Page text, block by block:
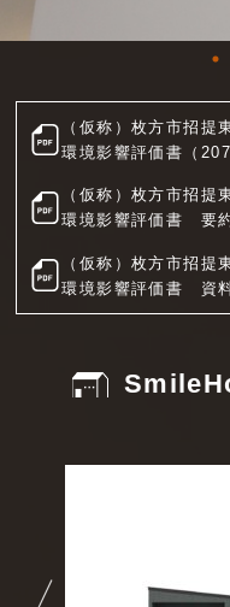
（仮称）枚方市招
環境影響評価書（
（仮称）枚方市招
環境影響評価書 要
（仮称）枚方市招
環境影響評価書 資